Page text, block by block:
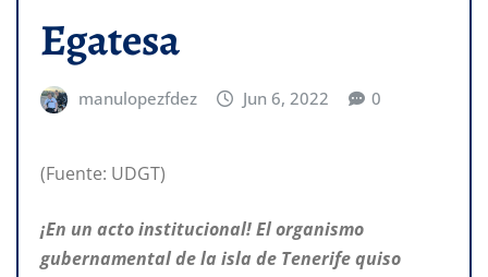
Egatesa
manulopezfdez Jun 6, 2022 0
(Fuente: UDGT)
¡En un acto institucional! El organismo
gubernamental de la isla de Tenerife quiso